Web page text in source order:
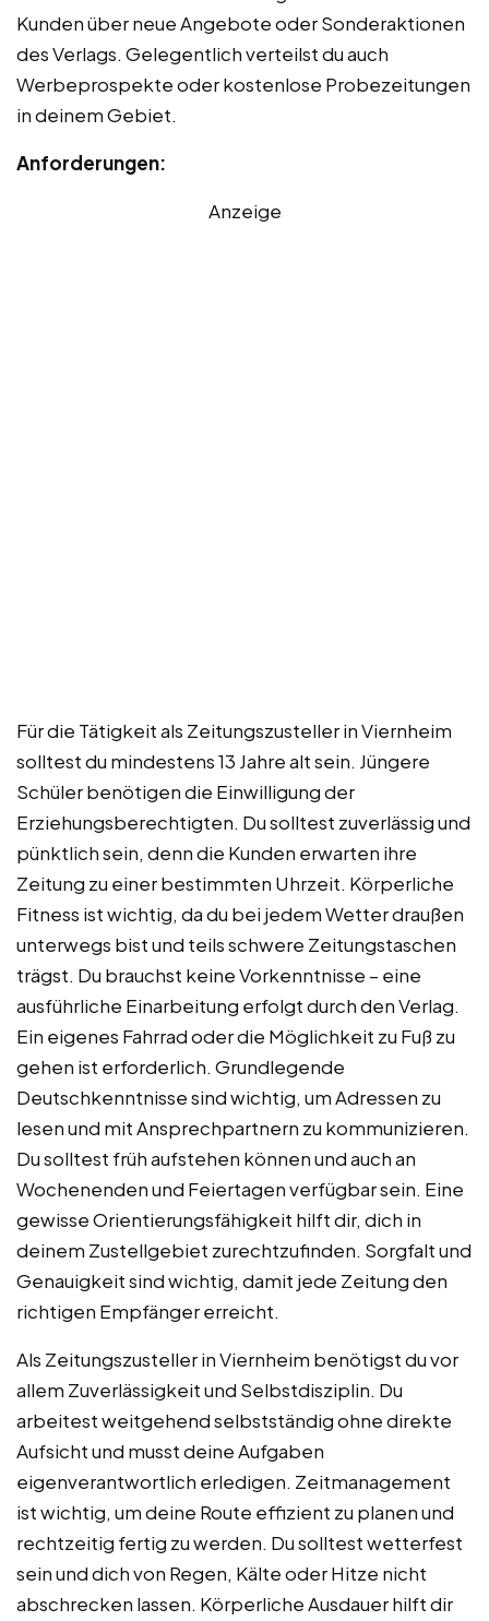
Kunden über neue Angebote oder Sonderaktionen
des Verlags. Gelegentlich verteilst du auch
Werbeprospekte oder kostenlose Probezeitungen
in deinem Gebiet.
Anforderungen:
Anzeige
Für die Tätigkeit als Zeitungszusteller in Viernheim
solltest du mindestens 13 Jahre alt sein. Jüngere
Schüler benötigen die Einwilligung der
Erziehungsberechtigten. Du solltest zuverlässig und
pünktlich sein, denn die Kunden erwarten ihre
Zeitung zu einer bestimmten Uhrzeit. Körperliche
Fitness ist wichtig, da du bei jedem Wetter draußen
unterwegs bist und teils schwere Zeitungstaschen
trägst. Du brauchst keine Vorkenntnisse – eine
ausführliche Einarbeitung erfolgt durch den Verlag.
Ein eigenes Fahrrad oder die Möglichkeit zu Fuß zu
gehen ist erforderlich. Grundlegende
Deutschkenntnisse sind wichtig, um Adressen zu
lesen und mit Ansprechpartnern zu kommunizieren.
Du solltest früh aufstehen können und auch an
Wochenenden und Feiertagen verfügbar sein. Eine
gewisse Orientierungsfähigkeit hilft dir, dich in
deinem Zustellgebiet zurechtzufinden. Sorgfalt und
Genauigkeit sind wichtig, damit jede Zeitung den
richtigen Empfänger erreicht.
Als Zeitungszusteller in Viernheim benötigst du vor
allem Zuverlässigkeit und Selbstdisziplin. Du
arbeitest weitgehend selbstständig ohne direkte
Aufsicht und musst deine Aufgaben
eigenverantwortlich erledigen. Zeitmanagement
ist wichtig, um deine Route effizient zu planen und
rechtzeitig fertig zu werden. Du solltest wetterfest
sein und dich von Regen, Kälte oder Hitze nicht
abschrecken lassen. Körperliche Ausdauer hilft dir